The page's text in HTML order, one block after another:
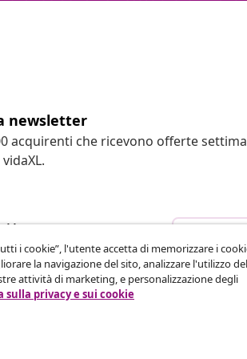
newsletter
acquirenti che ricevono offerte
per il tuo ordine.
i cookie”, l'utente accetta di memorizzare i
la navigazione del sito, analizzare l'utilizzo del
attività di marketing, e personalizzazione degli
privacy e sui cookie